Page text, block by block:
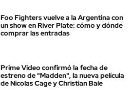
Foo Fighters vuelve a la Argentina con
un show en River Plate: cómo y dónde
comprar las entradas
Prime Video confirmó la fecha de
estreno de "Madden", la nueva película
de Nicolas Cage y Christian Bale